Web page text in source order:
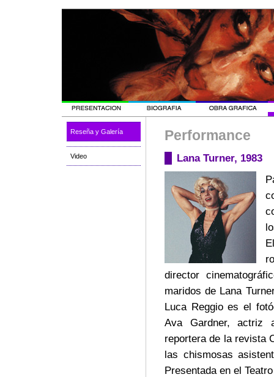
Reseña y Galería
Video
Performance
Lana Turner, 1983
director
maridos de Lana
Luca Reggio es el
Ava Gardner, actriz
reportera de la revista
las chismosas
Presentada en el